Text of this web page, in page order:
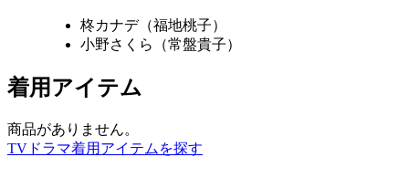
柊カナデ（福地桃子）
小野さくら（常盤貴子）
着用アイテム
商品がありません。
TVドラマ着用アイテムを探す